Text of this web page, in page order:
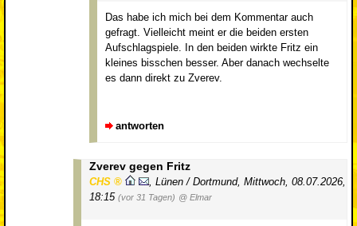
Das habe ich mich bei dem Kommentar auch
gefragt. Vielleicht meint er die beiden ersten
Aufschlagspiele. In den beiden wirkte Fritz ein
kleines bisschen besser. Aber danach wechselte
es dann direkt zu Zverev.
antworten
Zverev gegen Fritz
CHS , Lünen / Dortmund, Mittwoch, 08.07.2026,
18:15 (vor 31 Tagen) @ Elmar